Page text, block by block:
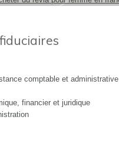
comptable et administrative
financier et juridique